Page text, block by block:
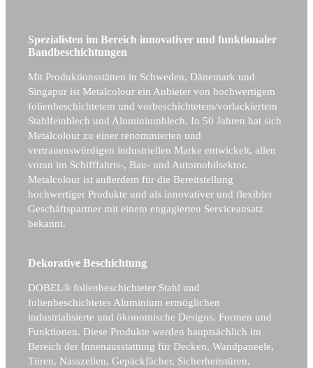
Spezialisten im Bereich innovativer und funktionaler
Bandbeschichtungen
Mit Produktionsstätten in Schweden, Dänemark und
Singapur ist Metalcolour ein Anbieter von hochwertigem
folienbeschichtetem und vorbeschichtetem/vorlackiertem
Stahlfeinblech und Aluminiumblech. In 50 Jahren hat sich
Metalcolour zu einer renommierten und
vertrauenswürdigen industriellen Marke entwickelt, allen
voran im Schifffahrts-, Bau- und Automobilsektor.
Metalcolour ist außerdem für die Bereitstellung
hochwertiger Produkte und als innovativer und flexibler
Geschäftspartner mit einem engagierten Serviceansatz
bekannt.
Dekorative Beschichtung
DOBEL® folienbeschichteter Stahl und
folienbeschichtetes Aluminium ermöglichen
industrialisierte und ökonomische Designs, Formen und
Funktionen. Diese Produkte werden hauptsächlich im
Bereich der Innenausstattung für Decken, Wandpaneele,
Türen, Nasszellen, Gepäckfächer, Sicherheitstüren,